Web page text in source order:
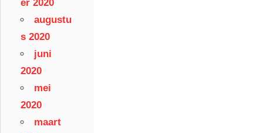
er 2020
augustu
s 2020
juni
2020
mei
2020
maart